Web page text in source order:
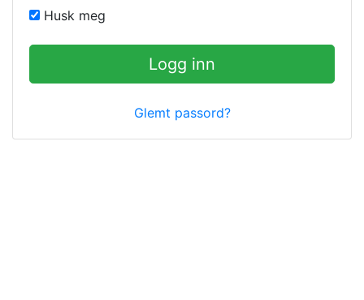
Husk meg
Logg inn
Glemt passord?